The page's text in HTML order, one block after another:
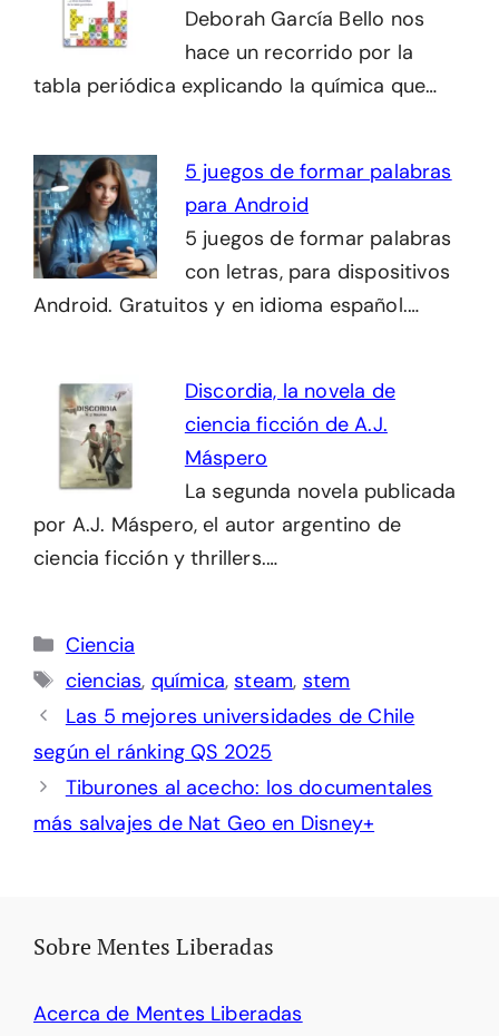
Deborah García Bello nos
hace un recorrido por la
tabla periódica explicando la química que…
5 juegos de formar palabras
para Android
5 juegos de formar palabras
con letras, para dispositivos
Android. Gratuitos y en idioma español.…
Discordia, la novela de
ciencia ficción de A.J.
Máspero
La segunda novela publicada
por A.J. Máspero, el autor argentino de
ciencia ficción y thrillers.…
Categorías
Ciencia
Etiquetas
ciencias, química,steam, stem
Las 5 mejores universidades de Chile
según el ránking QS 2025
Tiburones al acecho: los documentales
más salvajes de Nat Geo en Disney+
Sobre Mentes Liberadas
Acerca de Mentes Liberadas